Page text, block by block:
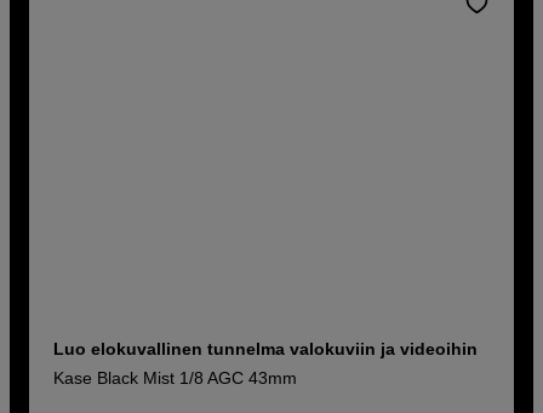
Luo elokuvallinen tunnelma valokuviin ja videoihin
Kase Black Mist 1/8 AGC 43mm